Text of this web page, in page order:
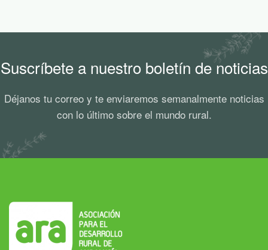
Suscríbete a nuestro boletín de noticias
Déjanos tu correo y te enviaremos semanalmente noticias
con lo último sobre el mundo rural.